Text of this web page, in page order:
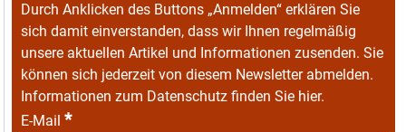
Durch Anklicken des Buttons „Anmelden“ erklären Sie
sich damit einverstanden, dass wir Ihnen regelmäßig
unsere aktuellen Artikel und Informationen zusenden. Sie
können sich jederzeit von diesem Newsletter abmelden.
Informationen zum Datenschutz finden Sie hier.
E-Mail *